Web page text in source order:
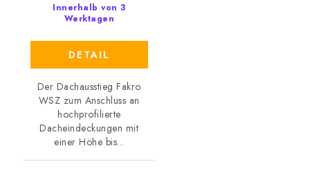
Innerhalb von 3
Werktagen
DETAIL
Der Dachausstieg Fakro
WSZ zum Anschluss an
hochprofilierte
Dacheindeckungen mit
einer Höhe bis...